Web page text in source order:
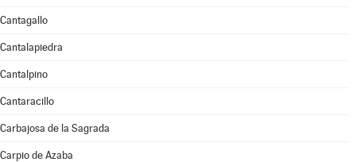
Cantagallo
Cantalapiedra
Cantalpino
Cantaracillo
Carbajosa de la Sagrada
Carpio de Azaba